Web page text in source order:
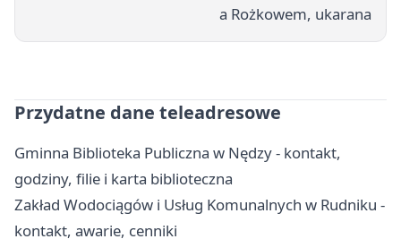
a Rożkowem, ukarana
Przydatne dane teleadresowe
Gminna Biblioteka Publiczna w Nędzy - kontakt,
godziny, filie i karta biblioteczna
Zakład Wodociągów i Usług Komunalnych w Rudniku -
kontakt, awarie, cenniki